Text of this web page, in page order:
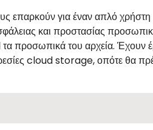
επαρκούν για έναν απλό
και προστασίας
προσωπικά του αρχεία. Έχουν
cloud storage, οπότε θα